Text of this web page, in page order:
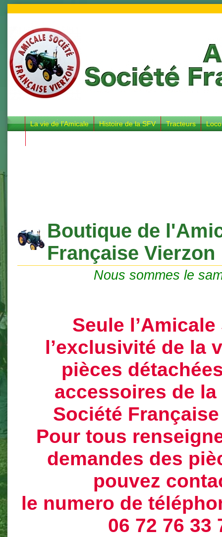
La vie de l’Amicale Histoire de la SFV Tracteurs
Boutique de
Française Vierzon
Nous sommes le
Seule l’Amicale
l’exclusivité de la
pièces
accessoires de la
Société
Pour tous
demandes des
pouvez
le numero de
06 72 76 33